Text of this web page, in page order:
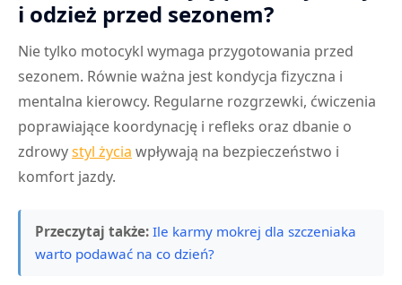
i odzież przed sezonem?
Nie tylko motocykl wymaga przygotowania przed
sezonem. Równie ważna jest kondycja fizyczna i
mentalna kierowcy. Regularne rozgrzewki, ćwiczenia
poprawiające koordynację i refleks oraz dbanie o
zdrowystyl życia wpływają na bezpieczeństwo i
komfort jazdy.
Przeczytaj także: Ile karmy mokrej dla szczeniaka
warto podawać na co dzień?